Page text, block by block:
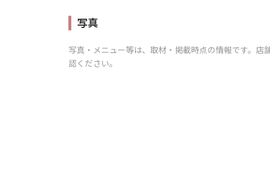
写真
写真・メニュー等は、取材・掲載時点の情報です。
認ください。